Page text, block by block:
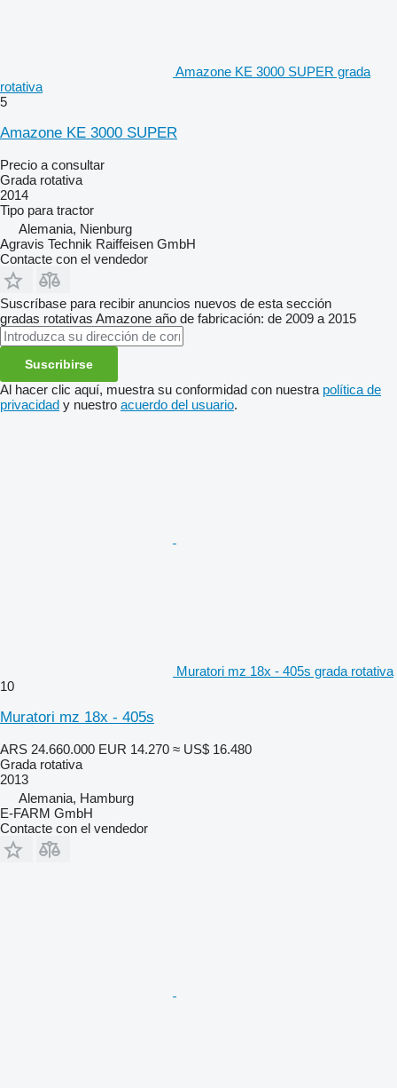
Amazone KE 3000 SUPER grada
rotativa
5
Amazone KE 3000 SUPER
Precio a consultar
Grada rotativa
2014
Tipo para tractor
Alemania, Nienburg
Agravis Technik Raiffeisen GmbH
Contacte con el vendedor
Suscríbase para recibir anuncios nuevos de esta sección
gradas rotativas Amazone año de fabricación: de 2009 a 2015
Suscribirse
Al hacer clic aquí, muestra su conformidad con nuestra política de
privacidad y nuestro acuerdo del usuario.
Muratori mz 18x - 405s grada rotativa
10
Muratori mz 18x - 405s
ARS 24.660.000 EUR 14.270 ≈ US$ 16.480
Grada rotativa
2013
Alemania, Hamburg
E-FARM GmbH
Contacte con el vendedor